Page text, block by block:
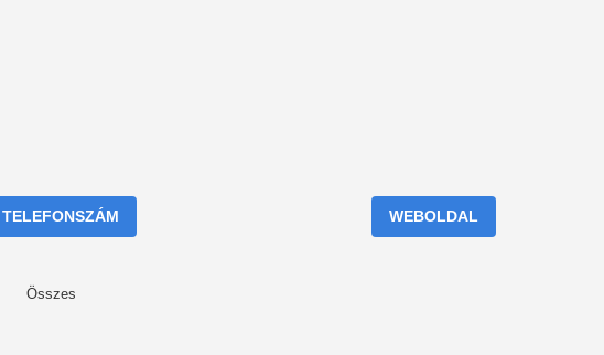
TELEFONSZÁM WEBOLDAL
Összes